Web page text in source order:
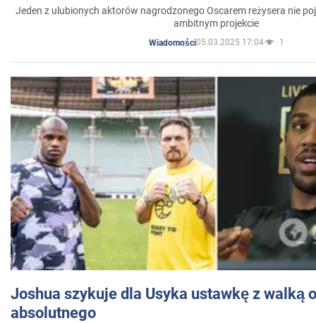
Jeden z ulubionych aktorów nagrodzonego Oscarem reżysera nie
ambitnym projekcie
Wiadomości05.03.2025 17:04 1
Joshua szykuje dla Usyka ustawkę z walką
absolutnego